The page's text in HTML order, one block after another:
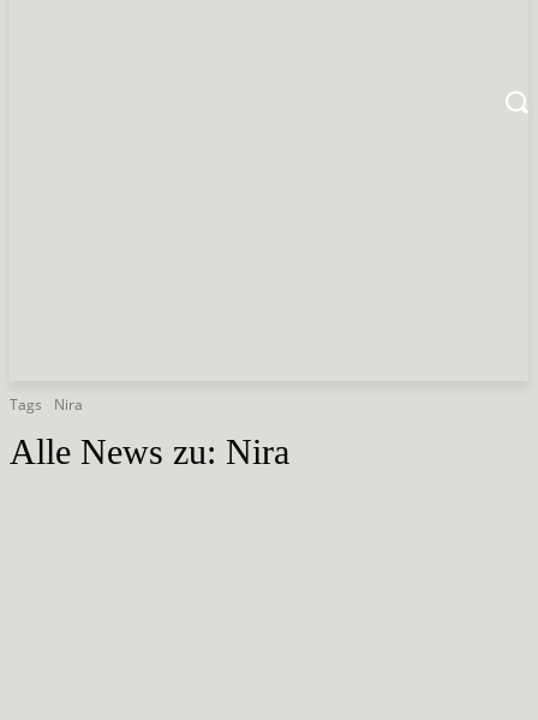
Tags Nira
Alle News zu: Nira